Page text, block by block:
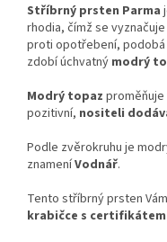
Stříbrný prsten Parma
rhodia, čímž se vyznačuje
proti opotřebení,
zdobí úchvatný modrý
Modrý topaz
pozitivní, nositeli
Podle zvěrokruhu je
znameníVodnář.
Tento stříbrný prsten
krabičce s